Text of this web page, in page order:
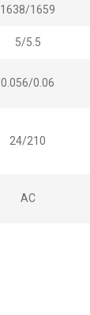
1638/1659
5/5.5
0.056/0.06
24/210
AC